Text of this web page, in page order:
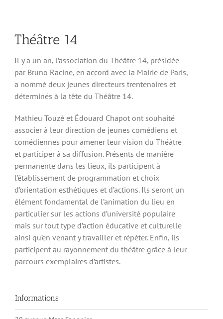
Théâtre 14
Il y a un an, l’association du Théâtre 14, présidée
par Bruno Racine, en accord avec la Mairie de Paris,
a nommé deux jeunes directeurs trentenaires et
déterminés à la tête du Théâtre 14.
Mathieu Touzé et Édouard Chapot ont souhaité
associer à leur direction de jeunes comédiens et
comédiennes pour amener leur vision du Théâtre
et participer à sa diffusion. Présents de manière
permanente dans les lieux, ils participent à
l’établissement de programmation et choix
d’orientation esthétiques et d’actions. Ils seront un
élément fondamental de l’animation du lieu en
particulier sur les actions d’université populaire
mais sur tout type d’action éducative et culturelle
ainsi qu’en venant y travailler et répéter. Enfin, ils
participent au rayonnement du théâtre grâce à leur
parcours exemplaires d’artistes.
Informations